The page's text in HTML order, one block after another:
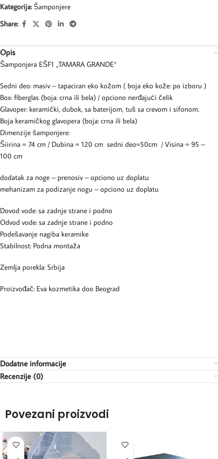
Kategorija: Šamponjere
Share:
Opis
Šamponjera EŠF1 „TAMARA GRANDE“
Sedni deo: masiv – tapaciran eko kožom ( boja eko kože: po izboru )
Box: fiberglas (boja: crna ili bela) / opciono nerđajući čelik
Glavoper: keramički, dubok, sa baterijom, tuš sa crevom i sifonom.
Boja keramičkog glavopera (boja: crna ili bela)
Dimenzije šamponjere:
Šiirina = 74 cm / Dubina = 120 cm sedni deo=50cm / Visina = 95 –
100 cm
dodatak za noge – prenosiv – opciono uz doplatu
mehanizam za podizanje nogu – opciono uz doplatu
Dovod vode: sa zadnje strane i podno
Odvod vode: sa zadnje strane i podno
Podešavanje nagiba keramike
Stabilnost: Podna montaža
Zemlja porekla: Srbija
Proizvođač: Eva kozmetika doo Beograd
Dodatne informacije
Recenzije (0)
Povezani proizvodi